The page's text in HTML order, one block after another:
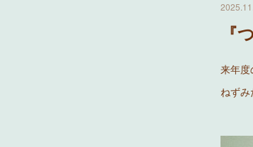
『
来年
ねずみ